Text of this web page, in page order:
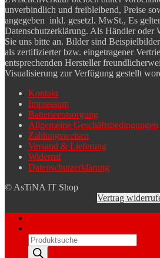
unverbindlich und freibleibend, Preise
angegeben inkl. gesetzl. MwSt., Es
Datenschutzerklärung. Als Händler oder
Sie uns bitte an. Bilder sind
als zertifizierter bzw. eingetragener
entsprechenden Hersteller
Visualisierung zur Verfügung gestellt
Kontakt
Impressum
Batterieentsorgung
Allgemeine Geschäftsbedingungen
Zahlungsweisen
Versand & Lieferung
Widerruf
Datenschutzerklärung
© AsTiNA IT Shop
Vertrag
Products
search